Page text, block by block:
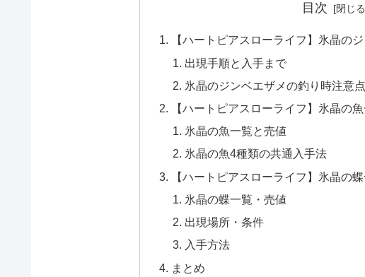
目次
【ハートピアスローライフ】氷晶の
出現手順と入手まで
氷晶のジンベエザメの釣り時注意点
【ハートピアスローライフ】氷晶の
氷晶の魚一覧と売値
氷晶の魚4種類の共通入手法
【ハートピアスローライフ】氷晶の
氷晶の蝶一覧・売値
出現場所・条件
入手方法
まとめ